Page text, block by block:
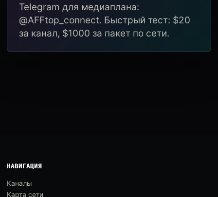
Telegram для медиаплана:
@AFFtop_connect. Быстрый тест: $20
за канал, $1000 за пакет по сети.
НАВИГАЦИЯ
Каналы
Карта сети